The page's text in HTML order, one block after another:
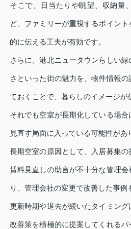
そこで、日当たりや眺望、収納量
ど、ファミリーが重視するポイン
的に伝える工夫が有効です。
さらに、港北ニュータウンらしい
さといった街の魅力を、物件情報
ておくことで、暮らしのイメージが
それでも空室が長期化している場
見直す局面に入っている可能性があ
長期空室の原因として、入居募集の
賃料見直しの助言が不十分な管理
り、管理会社の変更で改善した事例
更新時期や退去が続いたタイミング
改善策を積極的に提案してくれる